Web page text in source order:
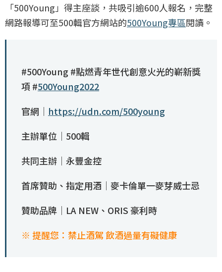
「500Young」得主座談，共吸引逾600人報名，完整
網路報導可至500輯官方網站的500Young專區閱讀。
#500Young #點燃青年世代創意火光的嶄新獎
項 #500Young2022
官網｜ https://udn.com/500young
主辦單位｜500輯
共同主辦｜永豐金控
首席贊助、指定用酒｜麥卡倫單一麥芽威士忌
贊助品牌｜LA NEW、ORIS 豪利時
※ 提醒您：禁止酒駕 飲酒過量有礙健康